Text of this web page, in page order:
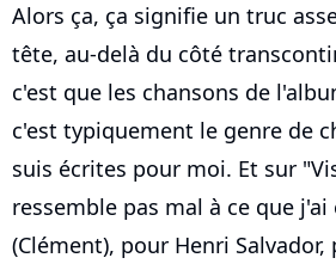
Alors ça, ça signifie un truc
tête, au-delà du côté
c'est que les chansons de
c'est typiquement le genre de
suis écrites pour moi. Et sur
ressemble pas mal à ce que
(Clément), pour Henri Salvador,